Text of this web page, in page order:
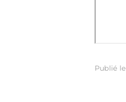
Publié le